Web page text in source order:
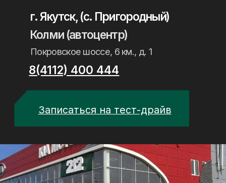
г. Волгоград
8(924) 443 93 43
Отдел продаж